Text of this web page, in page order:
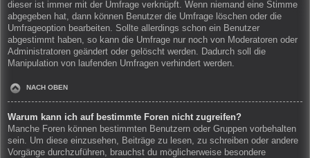
dieser ist immer mit der Umfrage verknüpft. Wenn niemand eine Stimme
abgegeben hat, dann können Benutzer die Umfrage löschen oder die
Umfrageoption bearbeiten. Sollte allerdings schon ein Benutzer
abgestimmt haben, so kann die Umfrage nur noch von Moderatoren oder
Administratoren geändert oder gelöscht werden. Dadurch soll die
Manipulation von laufenden Umfragen verhindert werden.
NACH OBEN
Warum kann ich auf bestimmte Foren nicht zugreifen?
Manche Foren können bestimmten Benutzern oder Gruppen vorbehalten
sein. Um diese einzusehen, Beiträge zu lesen, zu schreiben oder andere
Vorgänge durchzuführen, brauchst du möglicherweise besondere